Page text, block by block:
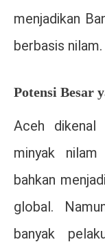
menjadikan
berbasis nilam.
Potensi Besar
Aceh dikenal
minyak
bahkan
global.
banyak